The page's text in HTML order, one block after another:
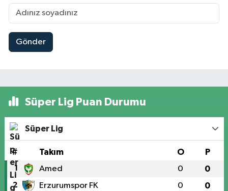
Gönder
Süper Lig Puan Durumu
Süper Lig
# Takım O P
1 Amed 0 0
2 Erzurumspor FK 0 0